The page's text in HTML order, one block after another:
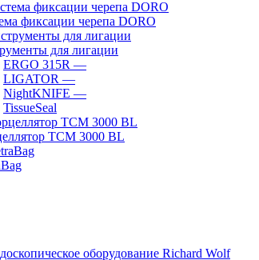
фиксации черепа DORO
для лигации
ERGO 315R —
LIGATOR —
NightKNIFE —
TissueSeal
ТСМ 3000 BL